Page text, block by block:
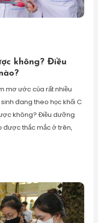
không? Điều
mơ ước của rất nhiều
đang theo học khối C
không? Điều dưỡng
được thắc mắc ở trên,